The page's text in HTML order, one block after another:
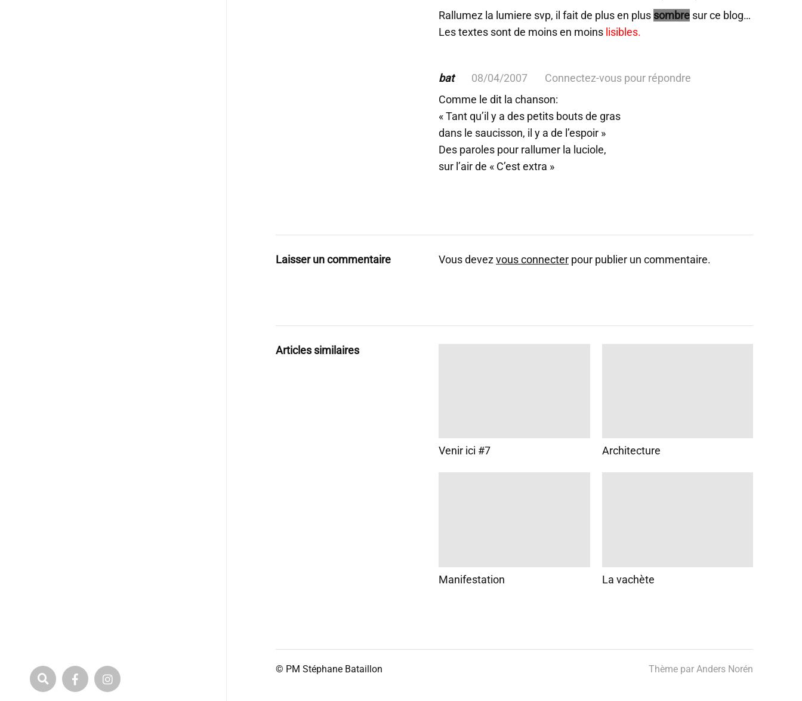
Rallumez la lumiere svp, il fait de plus en plus sombre sur ce blog…
Les textes sont de moins en moins lisibles.
bat 08/04/2007
Connectez-vous pour répondre
Comme le dit la chanson:
« Tant qu’il y a des petits bouts de gras
dans le saucisson, il y a de l’espoir »
Des paroles pour rallumer la luciole,
sur l’air de « C’est extra »
Laisser un commentaire Vous devezvous connecter pour publier un commentaire.
Articles similaires
Venir ici #7 Architecture
Manifestation La vachète
© PM Stéphane Bataillon Thème par Anders Norén